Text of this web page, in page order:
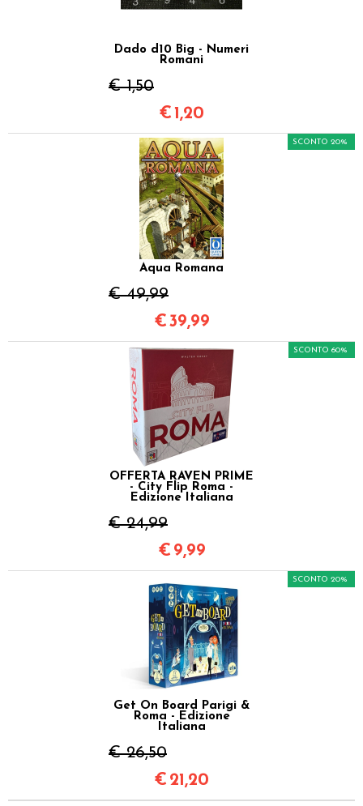
Dado d10 Big - Numeri
Romani
€ 1,50
€ 1,20
Aqua Romana
€ 49,99
SCONTO 20%
€39,99
OFFERTA RAVEN PRIME
- City Flip Roma -
Edizione Italiana
€ 24,99
SCONTO 60%
€ 9,99
Get On Board Parigi &
Roma - Edizione
Italiana
€ 26,50
SCONTO 20%
€ 21,20